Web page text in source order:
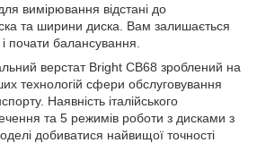
вимірювання відстані до
та ширини диска. Вам залишається
почати балансування.
верстат Bright CB68 зроблений на
технологій сфери обслуговування
Наявність італійського
та 5 режимів роботи з дисками з
добиватися найвищої точності